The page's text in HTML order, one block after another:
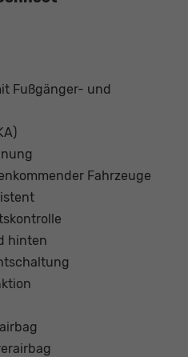
Fußgänger- und
Fahrzeuge
hinten